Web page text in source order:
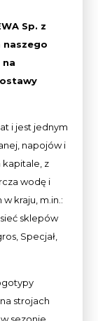
Sp. z
naszego
na
i jest jednym
napojów i
kapitale, z
wodę i
kraju, m.in.:
sklepów
Specjał,
strojach